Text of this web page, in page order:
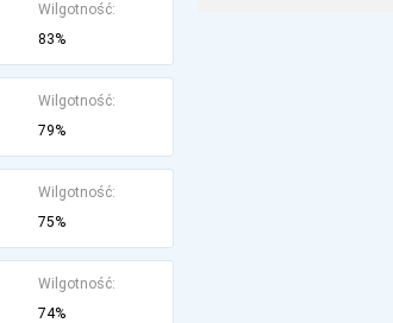
Wilgotność:
83%
Wilgotność:
79%
Wilgotność:
75%
Wilgotność:
74%